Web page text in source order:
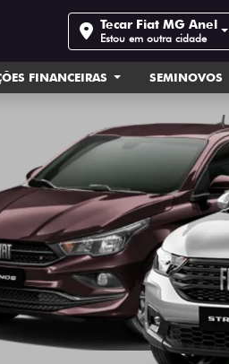
Tecar Fiat MG Anel
Estou em outra cidade
FINANCEIRAS SEMINOVOS